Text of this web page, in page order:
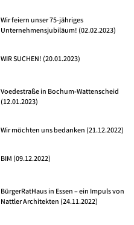
Wir feiern unser 75-jähriges
Unternehmensjubiläum! (02.02.2023)
WIR SUCHEN! (20.01.2023)
Voedestraße in Bochum-Wattenscheid
(12.01.2023)
Wir möchten uns bedanken (21.12.2022)
BIM (09.12.2022)
BürgerRatHaus in Essen – ein Impuls von
Nattler Architekten (24.11.2022)